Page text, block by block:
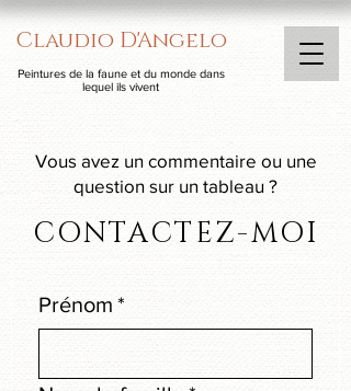
Claudio D'Angelo
Peintures de la faune et du monde dans
lequel ils vivent
Vous avez un commentaire ou une
question sur un tableau ?
CONTACTEZ-MOI
Prénom *